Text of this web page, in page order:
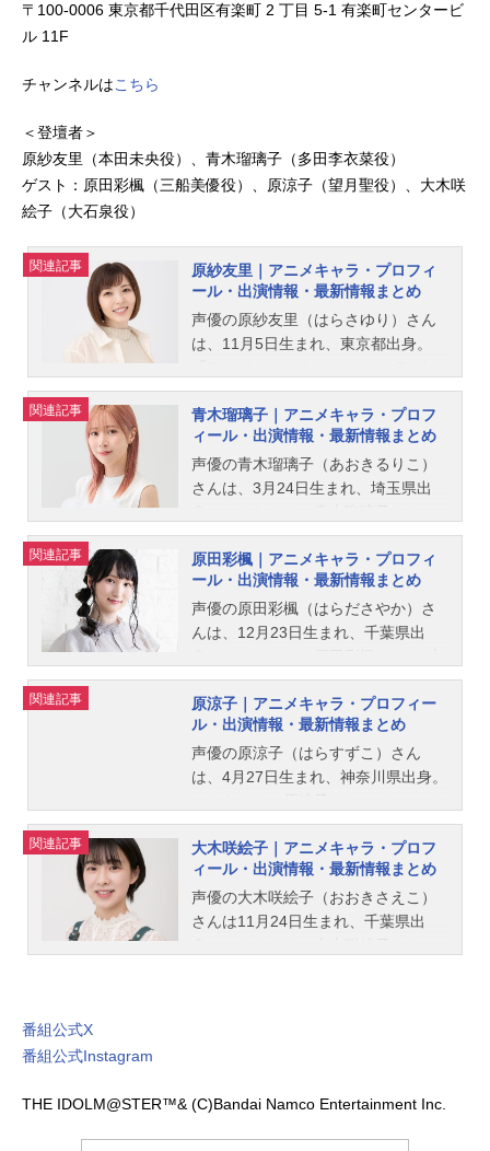
〒100-0006 東京都千代田区有楽町 2 丁目 5-1 有楽町センタービ
ル 11F
チャンネルはこちら
＜登壇者＞
原紗友里（本田未央役）、青木瑠璃子（多田李衣菜役）
ゲスト：原田彩楓（三船美優役）、原涼子（望月聖役）、大木咲
絵子（大石泉役）
関連記事
原紗友里｜アニメキャラ・プロフィ
ール・出演情報・最新情報まとめ
声優の原紗友里（はらさゆり）さん
は、11月5日生まれ、東京都出身。
ルズ』の本田未央役をはじめ、『ゆ
るキャン△』の大垣千明役など、人
気作品のキャラクターを演じていま
す。こちらでは、原紗友里さんのオ
ススメ記事をご紹介！
関連記事
青木瑠璃子｜アニメキャラ・プロフ
ィール・出演情報・最新情報まとめ
声優の青木瑠璃子（あおきるりこ）
さんは、3月24日生まれ、埼玉県出
プロフィールと関連記事を紹介しま
す。
関連記事
原田彩楓｜アニメキャラ・プロフィ
ール・出演情報・最新情報まとめ
声優の原田彩楓（はらださやか）さ
んは、12月23日生まれ、千葉県出
ロフィールと関連記事を紹介しま
す。
関連記事
原涼子｜アニメキャラ・プロフィー
ル・出演情報・最新情報まとめ
声優の原涼子（はらすずこ）さん
は、4月27日生まれ、神奈川県出身。
記事をご紹介！
関連記事
大木咲絵子｜アニメキャラ・プロフ
ィール・出演情報・最新情報まとめ
声優の大木咲絵子（おおきさえこ）
さんは11月24日生まれ、千葉県出
番組公式X
番組公式Instagram
THE IDOLM@STER™& (C)Bandai Namco Entertainment Inc.